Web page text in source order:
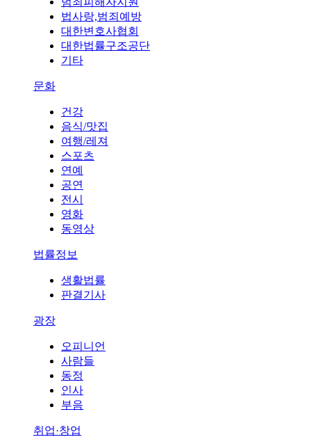
법사랑,범죄예방
대한변호사협회
대한법률구조공단
기타
문화
건강
음식/맛집
여행/레져
스포츠
연예
공연
전시
영화
동영상
법률정보
생활법률
판결기사
광장
오피니언
사람들
동정
인사
부음
취업·창업